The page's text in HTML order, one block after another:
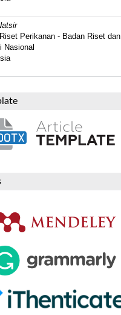
Perikanan - Badan Riset dan
Nasional